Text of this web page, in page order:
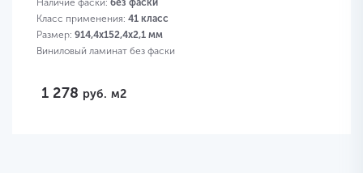
Наличие фаски: без фаски
Класс применения: 41 класс
Размер: 914,4х152,4х2,1 мм
Виниловый ламинат без фаски
1 278 руб. м2